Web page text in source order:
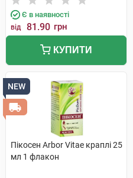
Є в наявності
від 81.90 грн
КУПИТИ
NEW
Пікосен Arbor Vitae краплі 25
мл 1 флакон